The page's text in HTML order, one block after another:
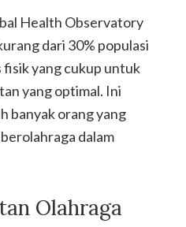
Health Observatory
dari 30% populasi
yang cukup untuk
yang optimal. Ini
banyak orang yang
dalam
Olahraga